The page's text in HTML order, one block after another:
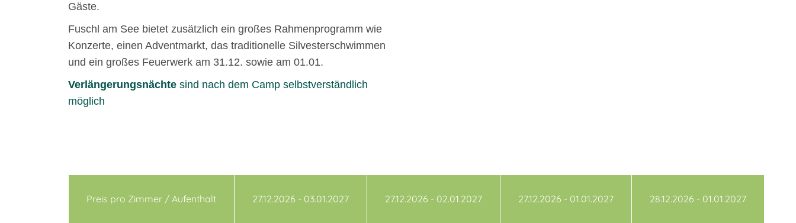
Gäste.
Fuschl am See bietet zusätzlich ein großes Rahmenprogramm wie
Konzerte, einen Adventmarkt, das traditionelle Silvesterschwimmen
und ein großes Feuerwerk am 31.12. sowie am 01.01.
Verlängerungsnächte sind nach dem Camp selbstverständlich
möglich
Preis pro Zimmer / Aufenthalt 27.12.2026 - 03.01.2027 27.12.2026 - 02.01.2027 27.12.2026 - 01.01.2027 28.12.2026 - 01.01.2027